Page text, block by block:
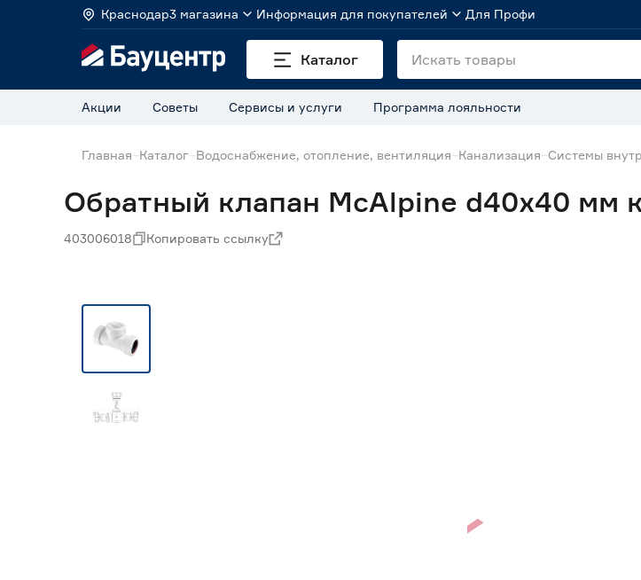
Краснодар3 магазина Информация для покупателей Для Профи
Каталог
Акции Советы Сервисы и услуги Программа лояльности
Главная Каталог Водоснабжение, отопление, вентиляция Канализация Системы
Обратный клапан McAlpine d40х40 мм
403006018 Копировать ссылку